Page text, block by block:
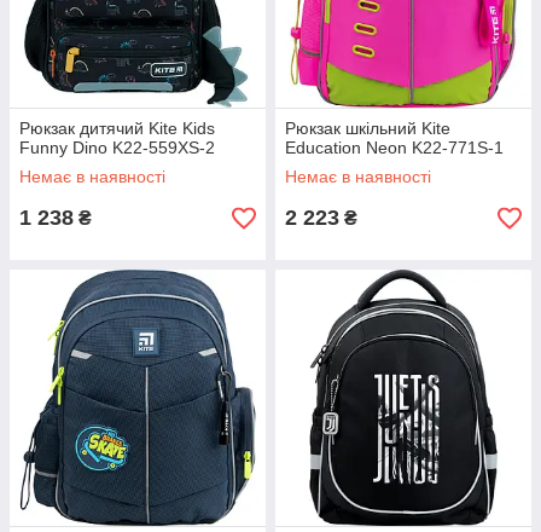
Рюкзак дитячий Kite Kids
Funny Dino K22-559XS-2
Немає в наявності
1 238 ₴
Рюкзак шкільний Kite
Education Neon K22-771S-1
Немає в наявності
2 223 ₴